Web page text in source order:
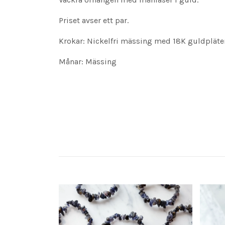
Priset avser ett par.
Krokar: Nickelfri mässing med 18K
Månar: Mässing